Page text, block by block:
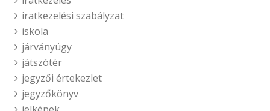
iratkezelési szabályzat
iskola
járványügy
játszótér
jegyzői értekezlet
jegyzőkönyv